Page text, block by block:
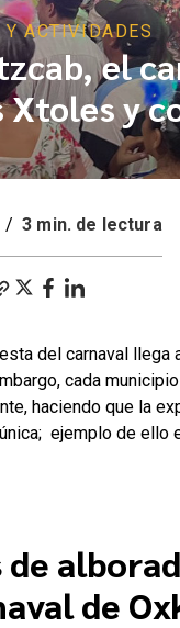
Y ACTIVIDADES
el
Xtoles y
/ 3 min. de lectura
del carnaval llega
cada
haciendo que la
ejemplo de ello
de
de